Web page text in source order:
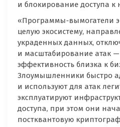
и блокирование доступа к
«Программы-вымогатели
целую экосистему,
украденных данных,
и масштабирование атак
эффективность близка к
Злоумышленники быстро
и используют для атак
эксплуатируют
доступа, при этом они
постквантовую